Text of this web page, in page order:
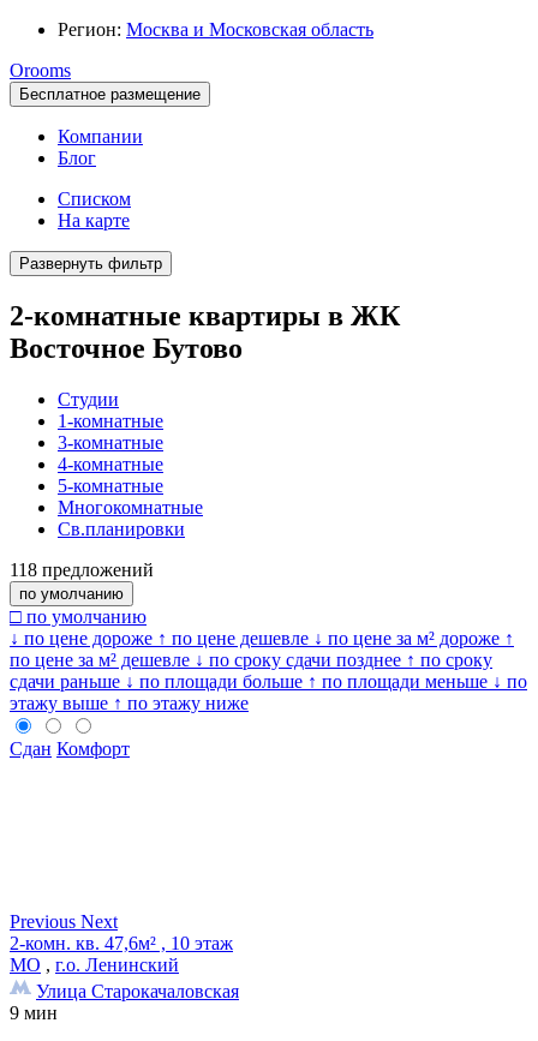
Регион: Москва и Московская область
Orooms
Бесплатное размещение
Компании
Блог
Списком
На карте
Развернуть фильтр
2-комнатные квартиры в ЖК
Восточное Бутово
Студии
1-комнатные
3-комнатные
4-комнатные
5-комнатные
Многокомнатные
Св.планировки
118 предложений
по умолчанию
□ по умолчанию
↓ по цене дороже ↑ по цене дешевле ↓ по цене за м² дороже ↑
по цене за м² дешевле ↓ по сроку сдачи позднее ↑ по сроку
сдачи раньше ↓ по площади больше ↑ по площади меньше ↓ по
этажу выше ↑ по этажу ниже
Сдан Комфорт
Previous Next
2-комн. кв. 47,6м² , 10 этаж
МО , г.о. Ленинский
Улица Старокачаловская
9 мин